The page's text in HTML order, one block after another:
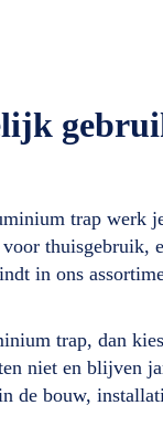
trap werk
thuisgebruik,
in ons
trap, dan
niet en blijven
de bouw,